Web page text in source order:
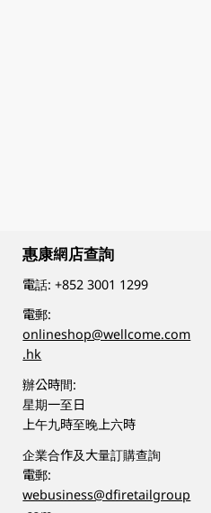
惠康網店查詢
電話:+852 3001 1299
電郵:
onlineshop@wellcome.com
.hk
辦公時間:
星期一至日
上午九時至晚上六時
企業合作及大量訂購查詢
電郵:
webusiness@dfiretailgroup